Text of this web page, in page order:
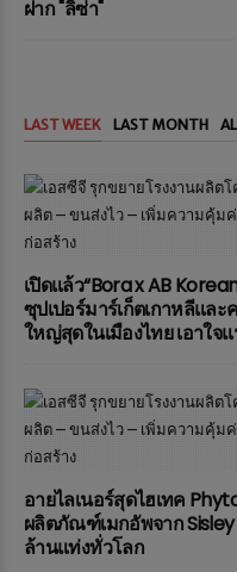
ฝาก "ลิซ่า"
LAST WEEK LAST MONTH
เปิดแล้ว“Bora x AB
ซุปเปอร์มาร์เก็ตเกาหลีแล
ใหญ่สุดในเมืองไทย เอาใจ
อายไลเนอร์สุดไฮเทค
ผลิตภัณฑ์เมกอัพจาก
ล้านแท่งทั่วโลก